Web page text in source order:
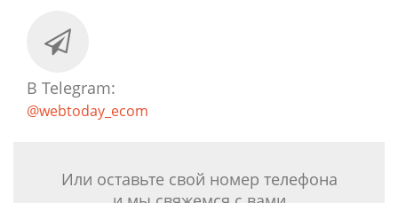
В Telegram:
@webtoday_ecom
Или оставьте свой номер телефона